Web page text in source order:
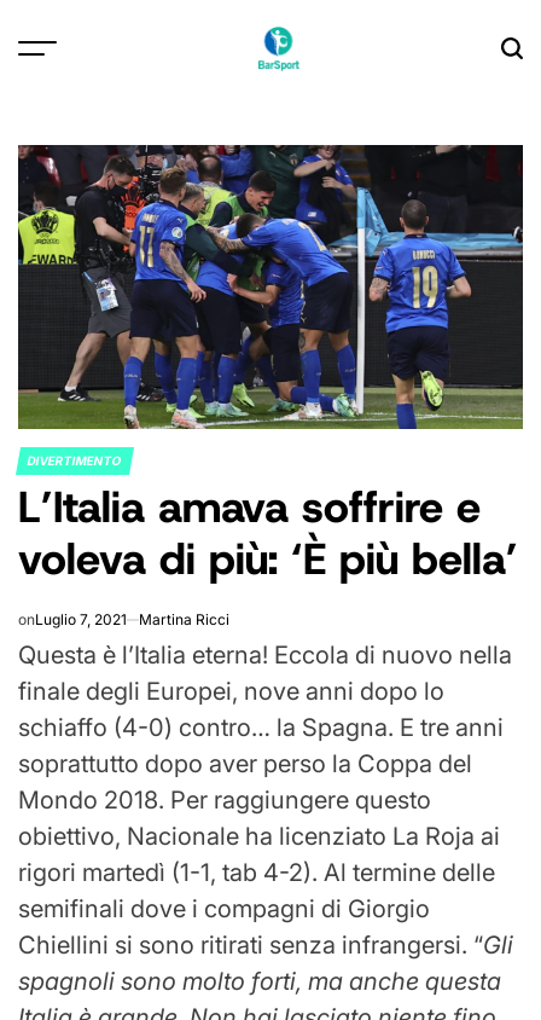
POSTED
IN
DIVERTIMENTO
L’Italia amava soffrire e
voleva di più: ‘È più bella’
onLuglio 7, 2021 Martina Ricci
Questa è l’Italia eterna! Eccola di nuovo nella
finale degli Europei, nove anni dopo lo
schiaffo (4-0) contro… la Spagna. E tre anni
soprattutto dopo aver perso la Coppa del
Mondo 2018. Per raggiungere questo
obiettivo, Nacionale ha licenziato La Roja ai
rigori martedì (1-1, tab 4-2). Al termine delle
semifinali dove i compagni di Giorgio
Chiellini si sono ritirati senza infrangersi. “Gli
spagnoli sono molto forti, ma anche questa